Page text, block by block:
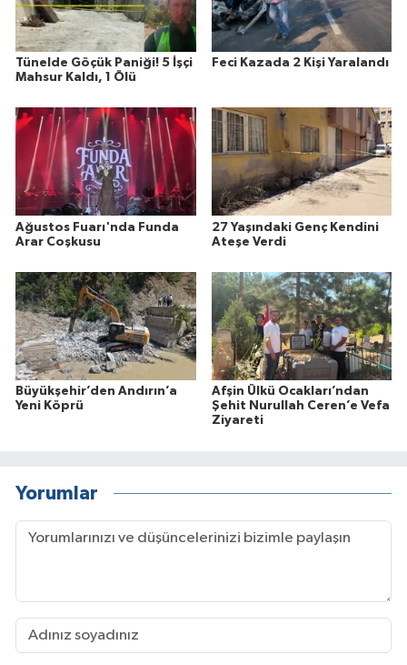
Tünelde Göçük Paniği! 5 İşçi
Mahsur Kaldı, 1 Ölü
Feci Kazada 2 Kişi Yaralandı
Ağustos Fuarı'nda Funda
Arar Coşkusu
27 Yaşındaki Genç Kendini
Ateşe Verdi
Büyükşehir’den Andırın’a
Yeni Köprü
Afşin Ülkü Ocakları’ndan
Şehit Nurullah Ceren’e Vefa
Ziyareti
Yorumlar